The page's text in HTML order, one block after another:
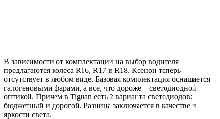
В зависимости от комплектации на выбор водителя
предлагаются колеса R16, R17 и R18. Ксенон теперь
отсутствует в любом виде. Базовая комплектация оснащается
галогеновыми фарами, а все, что дороже – светодиодной
оптикой. Причем в Tiguan есть 2 варианта светодиодов:
бюджетный и дорогой. Разница заключается в качестве и
яркости света.